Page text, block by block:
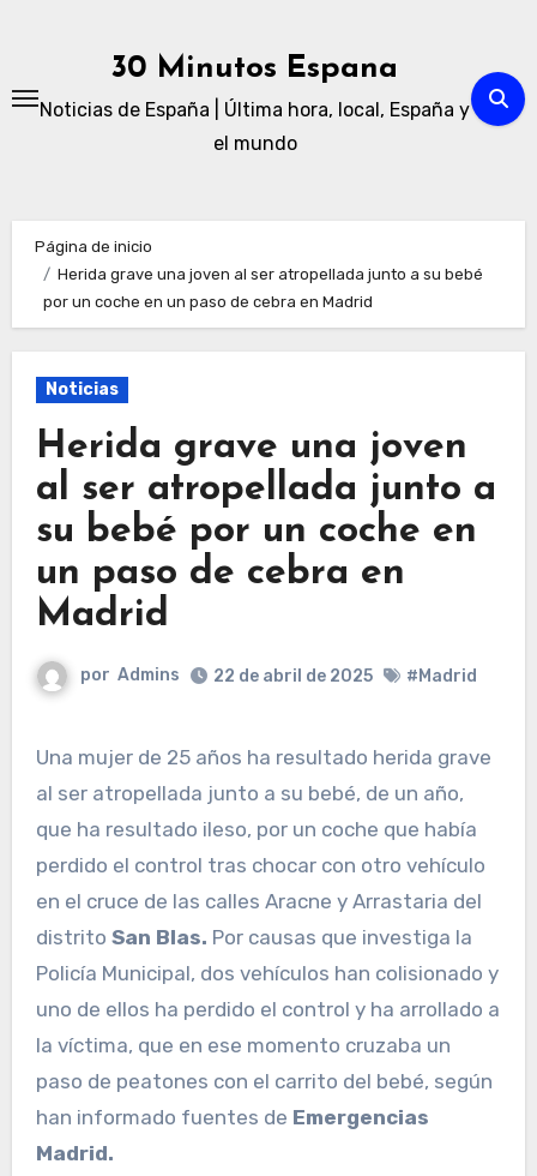
30 Minutos Espana
Noticias de España | Última hora, local, España y
el mundo
Página de inicio
Herida grave una joven al ser atropellada junto a su bebé
por un coche en un paso de cebra en Madrid
Noticias
Herida grave una joven
al ser atropellada junto a
su bebé por un coche en
un paso de cebra en
Madrid
por Admins 22 de abril de 2025 #Madrid
Una mujer de 25 años ha resultado herida grave
al ser atropellada junto a su bebé, de un año,
que ha resultado ileso, por un coche que había
perdido el control tras chocar con otro vehículo
en el cruce de las calles Aracne y Arrastaria del
distrito San Blas. Por causas que investiga la
Policía Municipal, dos vehículos han colisionado y
uno de ellos ha perdido el control y ha arrollado a
la víctima, que en ese momento cruzaba un
paso de peatones con el carrito del bebé, según
han informado fuentes de Emergencias
Madrid.